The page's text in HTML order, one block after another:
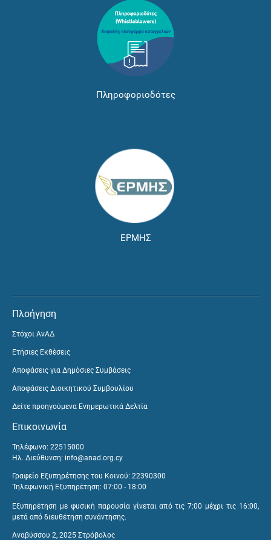
Πληροφοριοδότες
ΕΡΜΗΣ
Πλοήγηση
Στόχοι ΑνΑΔ
Ετήσιες Εκθέσεις
Αποφάσεις για Δημόσιες Συμβάσεις
Αποφάσεις Διοικητικού Συμβουλίου
Δείτε προηγούμενα Ενημερωτικά Δελτία
Επικοινωνία
Τηλέφωνο: 22515000
Ηλ. Διεύθυνση: info@anad.org.cy
Γραφείο Εξυπηρέτησης του Κοινού: 22390300
Τηλεφωνική Εξυπηρέτηση: 07:00 - 18:00
Εξυπηρέτηση με φυσική παρουσία γίνεται από τις 7:00 μέχρι τις 16:00,
μετά από διευθέτηση συνάντησης.
Αναβύσσου 2, 2025 Στρόβολος